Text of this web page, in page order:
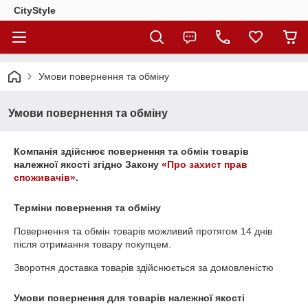
CityStylе
Умови повернення та обміну
Умови повернення та обміну
Компанія здійснює повернення та обмін товарів
належної якості згідно Закону «Про захист прав
споживачів».
Терміни повернення та обміну
Повернення та обмін товарів можливий протягом 14 днів
після отримання товару покупцем.
Зворотня доставка товарів здійснюється за домовленістю
Умови повернення для товарів належної якості